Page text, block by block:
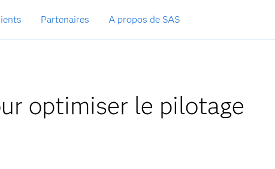
Partenaires A propos de SAS
optimiser le pilotage